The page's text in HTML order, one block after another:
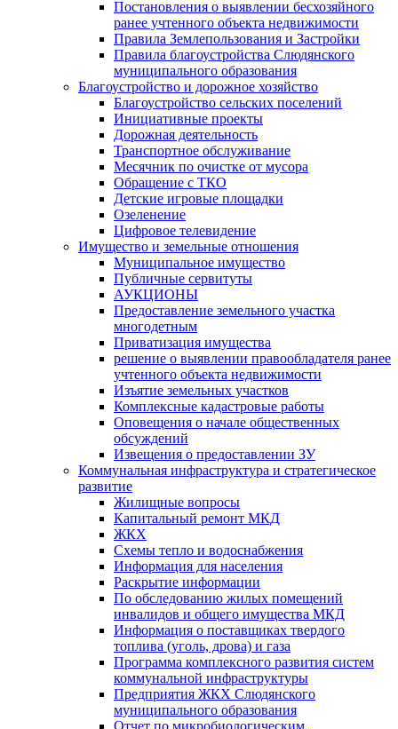
Постановления о выявлении бесхозяйного
ранее учтенного объекта недвижимости
Правила Землепользования и Застройки
Правила благоустройства Слюдянского
муниципального образования
Благоустройство и дорожное хозяйство
Благоустройство сельских поселений
Инициативные проекты
Дорожная деятельность
Транспортное обслуживание
Месячник по очистке от мусора
Обращение с ТКО
Детские игровые площадки
Озеленение
Цифровое телевидение
Имущество и земельные отношения
Муниципальное имущество
Публичные сервитуты
АУКЦИОНЫ
Предоставление земельного участка
многодетным
Приватизация имущества
решение о выявлении правообладателя ранее
учтенного объекта недвижимости
Изъятие земельных участков
Комплексные кадастровые работы
Оповещения о начале общественных
обсуждений
Извещения о предоставлении ЗУ
Коммунальная инфраструктура и стратегическое
развитие
Жилищные вопросы
Капитальный ремонт МКД
ЖКХ
Схемы тепло и водоснабжения
Информация для населения
Раскрытие информации
По обследованию жилых помещений
инвалидов и общего имущества МКД
Информация о поставщиках твердого
топлива (уголь, дрова) и газа
Программа комплексного развития систем
коммунальной инфраструктуры
Предприятия ЖКХ Слюдянского
муниципального образования